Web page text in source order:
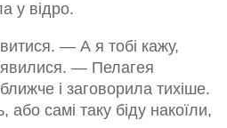
у відро.
— А я тобі кажу,
— Пелагея
і заговорила тихіше.
або самі таку біду накоїли,